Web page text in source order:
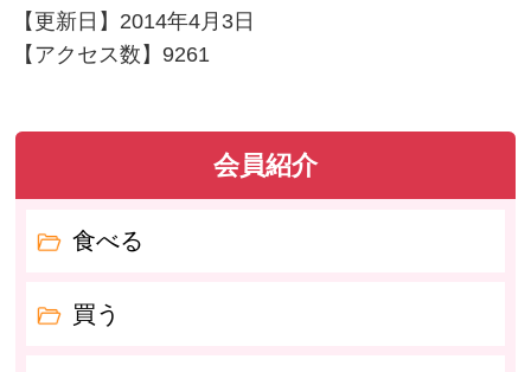
【更新日】 2014年4月3日
【アクセス数】9261
会員紹介
食べる
買う